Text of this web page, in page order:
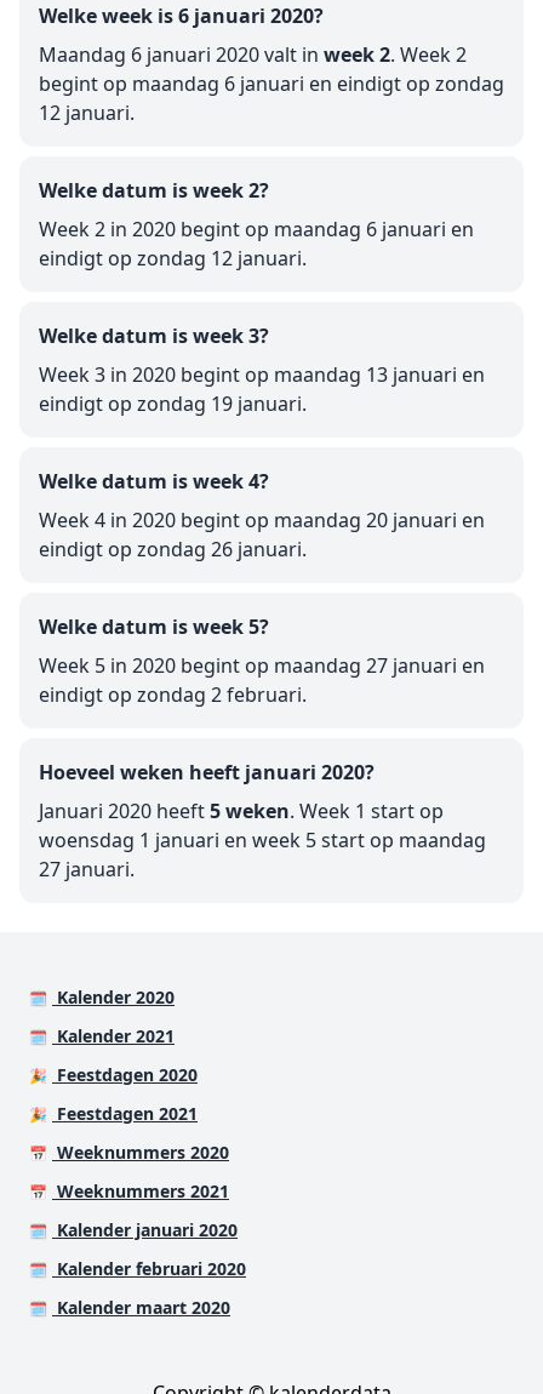
Welke week is 6 januari 2020?
Maandag 6 januari 2020 valt in week 2. Week 2
begint op maandag 6 januari en eindigt op zondag
12 januari.
Welke datum is week 2?
Week 2 in 2020 begint op maandag 6 januari en
eindigt op zondag 12 januari.
Welke datum is week 3?
Week 3 in 2020 begint op maandag 13 januari en
eindigt op zondag 19 januari.
Welke datum is week 4?
Week 4 in 2020 begint op maandag 20 januari en
eindigt op zondag 26 januari.
Welke datum is week 5?
Week 5 in 2020 begint op maandag 27 januari en
eindigt op zondag 2 februari.
Hoeveel weken heeft januari 2020?
Januari 2020 heeft5 weken. Week 1 start op
woensdag 1 januari en week 5 start op maandag
27 januari.
🗓️ Kalender 2020
🗓️ Kalender 2021
🎉 Feestdagen 2020
🎉 Feestdagen 2021
📅 Weeknummers 2020
📅 Weeknummers 2021
🗓️ Kalender januari 2020
🗓️ Kalender februari 2020
🗓️ Kalender maart 2020